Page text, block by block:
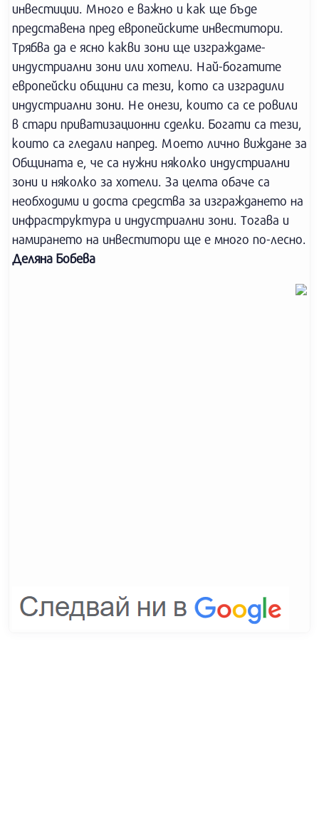
инвестиции. Много е важно и как ще бъде
представена пред европейските инвеститори.
Трябва да е ясно какви зони ще изграждаме-
индустриални зони или хотели. Най-богатите
европейски общини са тези, кото са изградили
индустриални зони. Не онези, които са се ровили
в стари приватизационни сделки. Богати са тези,
които са гледали напред. Моето лично виждане за
Общината е, че са нужни няколко индустриални
зони и няколко за хотели. За целта обаче са
необходими и доста средства за изграждането на
инфраструктура и индустриални зони. Тогава и
намирането на инвеститори ще е много по-лесно.
Деляна Бобева